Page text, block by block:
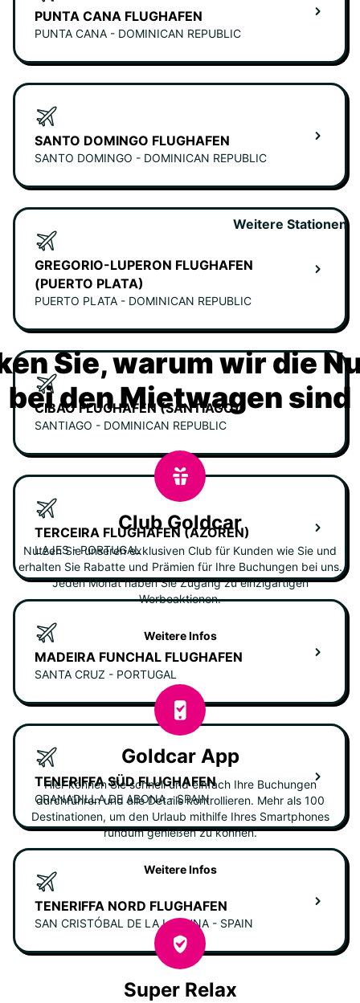
PUNTA CANA FLUGHAFEN
PUNTA CANA - DOMINICAN REPUBLIC
SANTO DOMINGO FLUGHAFEN
SANTO DOMINGO - DOMINICAN REPUBLIC
GREGORIO-LUPERON FLUGHAFEN
(PUERTO PLATA)
PUERTO PLATA - DOMINICAN REPUBLIC
CIBAO FLUGHAFEN (SANTIAGO)
SANTIAGO - DOMINICAN REPUBLIC
TERCEIRA FLUGHAFEN (AZOREN)
LAJES - PORTUGAL
MADEIRA FUNCHAL FLUGHAFEN
SANTA CRUZ - PORTUGAL
TENERIFFA SÜD FLUGHAFEN
GRANADILLA DE ABONA - SPAIN
TENERIFFA NORD FLUGHAFEN
SAN CRISTÓBAL DE LA LAGUNA - SPAIN
Weitere Stationen
Sie, warum wir die
bei den Mietwagen sind
Club Goldcar
Nutzen Sie unseren exklusiven Club für Kunden wie Sie und
erhalten Sie Rabatte und Prämien für Ihre Buchungen bei uns.
Jeden Monat haben Sie Zugang zu einzigartigen
Werbeaktionen.
Weitere Infos
Goldcar App
Hier können Sie schnell und einfach Ihre Buchungen
durchführen und alle Details kontrollieren. Mehr als 100
Destinationen, um den Urlaub mithilfe Ihres Smartphones
rundum genießen zu können.
Weitere Infos
Super Relax